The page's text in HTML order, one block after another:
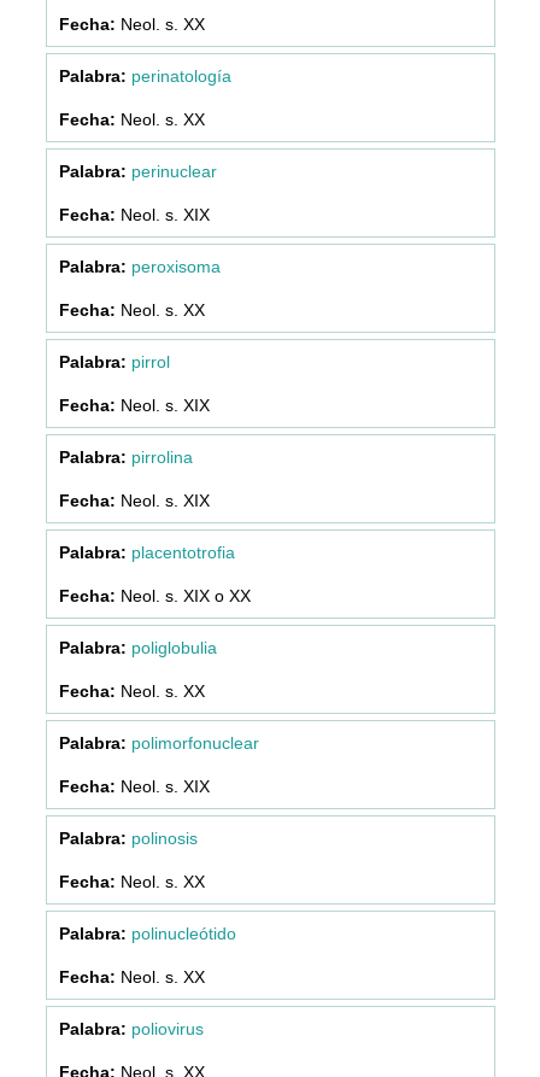
Neol. s. XX
perinatología
Neol. s. XX
perinuclear
Neol. s. XIX
peroxisoma
Neol. s. XX
pirrol
Neol. s. XIX
pirrolina
Neol. s. XIX
placentotrofia
Neol. s. XIX o XX
poliglobulia
Neol. s. XX
polimorfonuclear
Neol. s. XIX
polinosis
Neol. s. XX
polinucleótido
Neol. s. XX
poliovirus
Neol. s. XX